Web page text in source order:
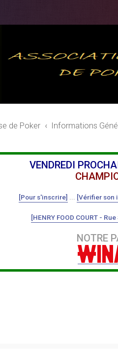
de Poker Informations
VENDREDI
[Pour s'inscrire] [Vérifier son
[HENRY FOOD COURT -
NOTRE